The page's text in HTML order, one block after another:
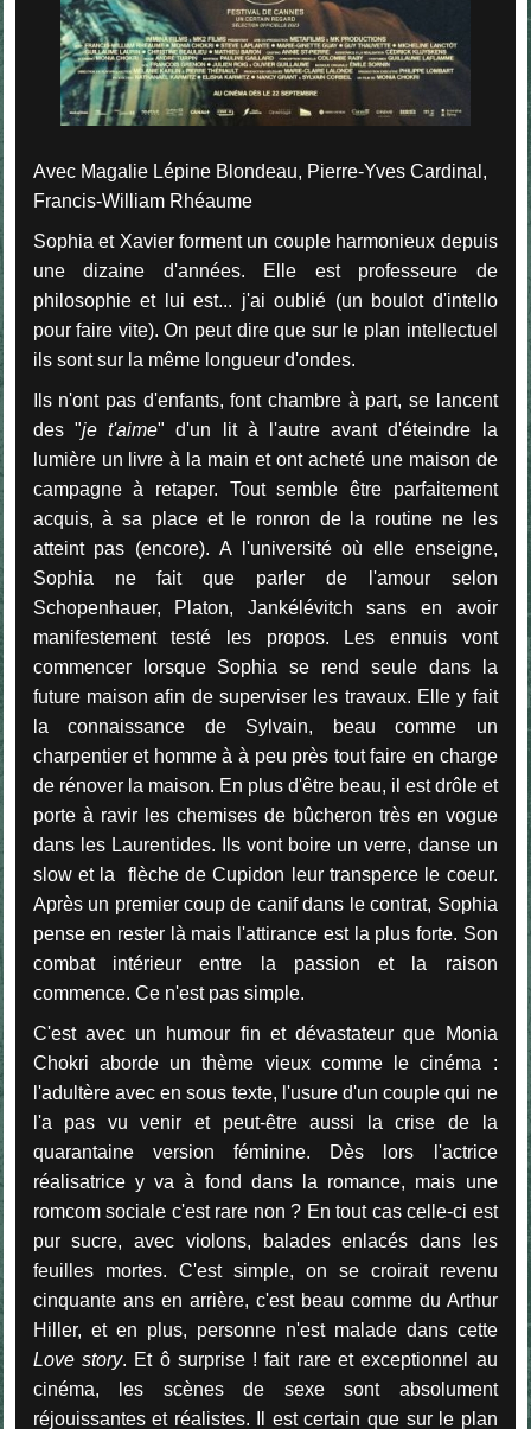
Avec Magalie Lépine Blondeau, Pierre-Yves Cardinal,
Francis-William Rhéaume
Sophia et Xavier forment un couple harmonieux depuis
une dizaine d'années. Elle est professeure de
philosophie et lui est... j'ai oublié (un boulot d'intello
pour faire vite). On peut dire que sur le plan intellectuel
ils sont sur la même longueur d'ondes.
Ils n'ont pas d'enfants, font chambre à part, se lancent
des "je t'aime" d'un lit à l'autre avant d'éteindre la
lumière un livre à la main et ont acheté une maison de
campagne à retaper. Tout semble être parfaitement
acquis, à sa place et le ronron de la routine ne les
atteint pas (encore). A l'université où elle enseigne,
Sophia ne fait que parler de l'amour selon
Schopenhauer, Platon, Jankélévitch sans en avoir
manifestement testé les propos. Les ennuis vont
commencer lorsque Sophia se rend seule dans la
future maison afin de superviser les travaux. Elle y fait
la connaissance de Sylvain, beau comme un
charpentier et homme à à peu près tout faire en charge
de rénover la maison. En plus d'être beau, il est drôle et
porte à ravir les chemises de bûcheron très en vogue
dans les Laurentides. Ils vont boire un verre, danse un
slow et la flèche de Cupidon leur transperce le coeur.
Après un premier coup de canif dans le contrat, Sophia
pense en rester là mais l'attirance est la plus forte. Son
combat intérieur entre la passion et la raison
commence. Ce n'est pas simple.
C'est avec un humour fin et dévastateur que Monia
Chokri aborde un thème vieux comme le cinéma :
l'adultère avec en sous texte, l'usure d'un couple qui ne
l'a pas vu venir et peut-être aussi la crise de la
quarantaine version féminine. Dès lors l'actrice
réalisatrice y va à fond dans la romance, mais une
romcom sociale c'est rare non ? En tout cas celle-ci est
pur sucre, avec violons, balades enlacés dans les
feuilles mortes. C'est simple, on se croirait revenu
cinquante ans en arrière, c'est beau comme du Arthur
Hiller, et en plus, personne n'est malade dans cette
Love story. Et ô surprise ! fait rare et exceptionnel au
cinéma, les scènes de sexe sont absolument
réjouissantes et réalistes. Il est certain que sur le plan